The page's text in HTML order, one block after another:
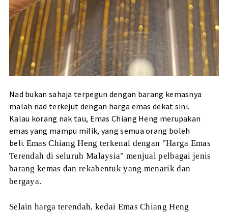
Nad bukan sahaja terpegun dengan barang kemasnya
malah nad terkejut dengan harga emas dekat sini.
Kalau korang nak tau, Emas Chiang Heng merupakan
emas yang mampu milik, yang semua orang boleh
beli. Emas Chiang Heng terkenal dengan "Harga Emas
Terendah di seluruh Malaysia" menjual pelbagai jenis
barang kemas dan rekabentuk yang menarik dan
bergaya.
Selain harga terendah, kedai Emas Chiang Heng